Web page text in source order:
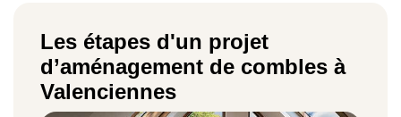
Les étapes d'un projet
d’aménagement de combles à
Valenciennes